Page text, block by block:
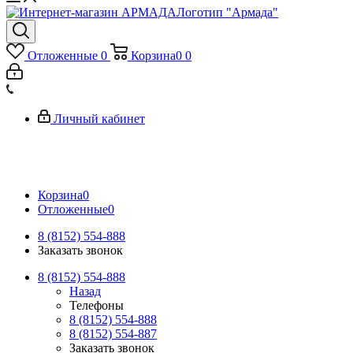
Логотип "Армада"
Отложенные 0 Корзина0 0
Личный кабинет
Корзина0
Отложенные0
8 (8152) 554-888
Заказать звонок
8 (8152) 554-888
Назад
Телефоны
8 (8152) 554-888
8 (8152) 554-887
Заказать звонок